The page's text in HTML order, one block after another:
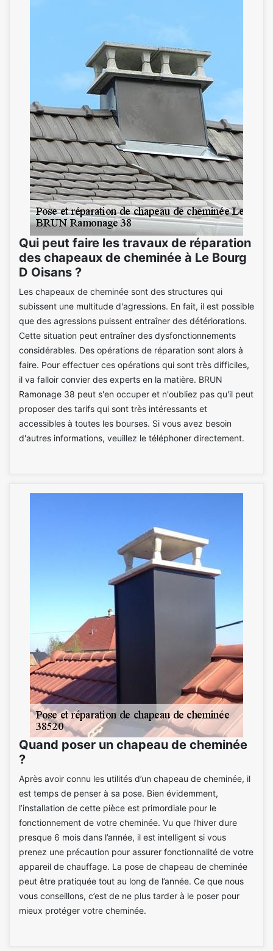
Qui peut faire les travaux de réparation
des chapeaux de cheminée à Le Bourg
D Oisans ?
Les chapeaux de cheminée sont des structures qui
subissent une multitude d'agressions. En fait, il est possible
que des agressions puissent entraîner des détériorations.
Cette situation peut entraîner des dysfonctionnements
considérables. Des opérations de réparation sont alors à
faire. Pour effectuer ces opérations qui sont très difficiles,
il va falloir convier des experts en la matière. BRUN
Ramonage 38 peut s'en occuper et n'oubliez pas qu'il peut
proposer des tarifs qui sont très intéressants et
accessibles à toutes les bourses. Si vous avez besoin
d'autres informations, veuillez le téléphoner directement.
Quand poser un chapeau de cheminée
?
Après avoir connu les utilités d’un chapeau de cheminée, il
est temps de penser à sa pose. Bien évidemment,
l’installation de cette pièce est primordiale pour le
fonctionnement de votre cheminée. Vu que l’hiver dure
presque 6 mois dans l’année, il est intelligent si vous
prenez une précaution pour assurer fonctionnalité de votre
appareil de chauffage. La pose de chapeau de cheminée
peut être pratiquée tout au long de l’année. Ce que nous
vous conseillons, c’est de ne plus tarder à le poser pour
mieux protéger votre cheminée.